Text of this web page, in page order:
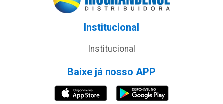
Institucional
Institucional
Baixe já nosso APP